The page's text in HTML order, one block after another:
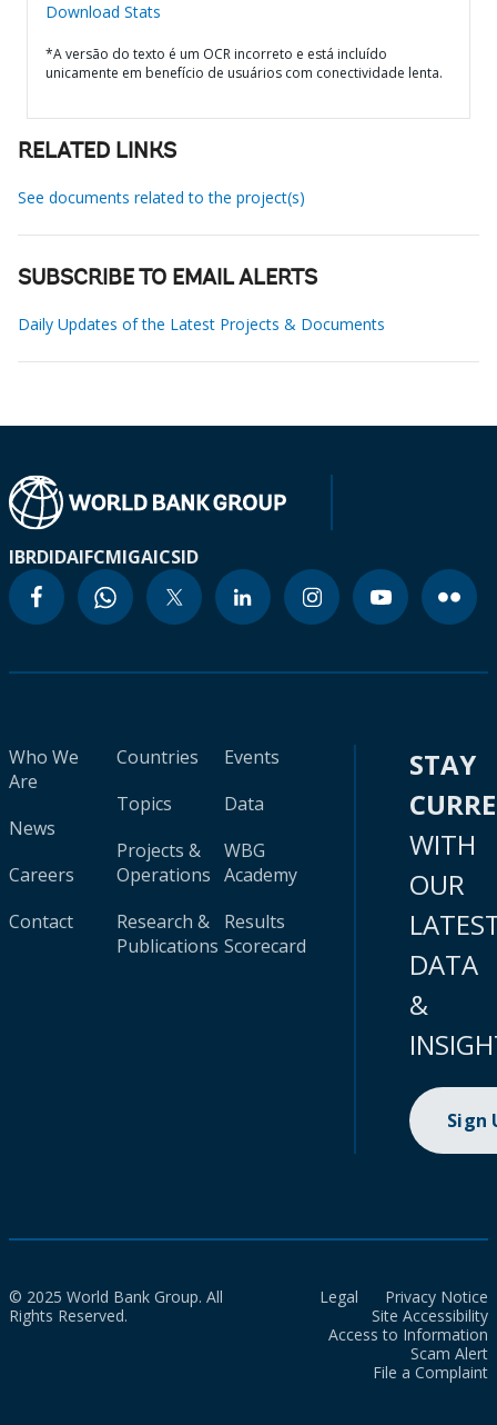
Download Stats
*A versão do texto é um OCR incorreto e está incluído
unicamente em benefício de usuários com conectividade lenta.
RELATED LINKS
See documents related to the project(s)
SUBSCRIBE TO EMAIL ALERTS
Daily Updates of the Latest Projects & Documents
IBRDIDAIFCMIGAICSID
Who We
Are
News
Careers
Contact
Countries
Topics
Projects &
Operations
Research &
Publications
Events
Data
WBG
Academy
Results
Scorecard
STAY
WITH
OUR
DATA
&
Sign
© 2025 World Bank Group. All
Rights Reserved.
Legal
Privacy Notice
Site Accessibility
Access to Information
Scam Alert
File a Complaint